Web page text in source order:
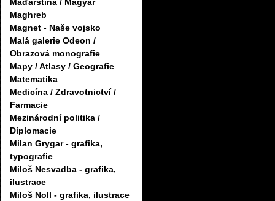
Maghreb
Magnet - Naše vojsko
Malá galerie Odeon /
Obrazová monografie
Mapy / Atlasy / Geografie
Matematika
Medicína / Zdravotnictví /
Farmacie
Mezinárodní politika /
Diplomacie
Milan Grygar - grafika,
typografie
Miloš Nesvadba - grafika,
ilustrace
Miloš Noll - grafika, ilustrace